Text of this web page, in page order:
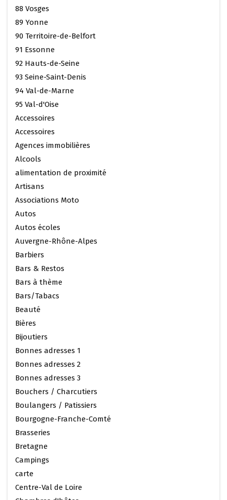
88 Vosges
89 Yonne
90 Territoire-de-Belfort
91 Essonne
92 Hauts-de-Seine
93 Seine-Saint-Denis
94 Val-de-Marne
95 Val-d'Oise
Accessoires
Accessoires
Agences immobilières
Alcools
alimentation de proximité
Artisans
Associations Moto
Autos
Autos écoles
Auvergne-Rhône-Alpes
Barbiers
Bars & Restos
Bars à thème
Bars/Tabacs
Beauté
Bières
Bijoutiers
Bonnes adresses 1
Bonnes adresses 2
Bonnes adresses 3
Bouchers / Charcutiers
Boulangers / Patissiers
Bourgogne-Franche-Comté
Brasseries
Bretagne
Campings
carte
Centre-Val de Loire